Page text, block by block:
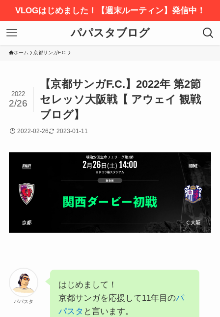
VLOGはじめました！【週末ルーティン】発信中！
パパスタブログ
ホーム 京都サンガF.C.
【京都サンガF.C.】2022年 第2節
セレッソ大阪戦【 アウェイ 観戦
ブログ】
2022
2/26
2022-02-26 2023-01-11
パパスタ
はじめまして！
京都サンガを応援して11年目のパ
パスタ と言います。